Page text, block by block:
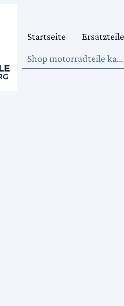
Startseite Ersatzteile
Shop motorradteile kaufen